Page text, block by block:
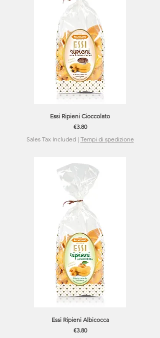
Essi Ripieni Cioccolato
Price
€3.80
Sales Tax Included| Tempi di spedizione
Essi Ripieni Albicocca
Price
€3.80